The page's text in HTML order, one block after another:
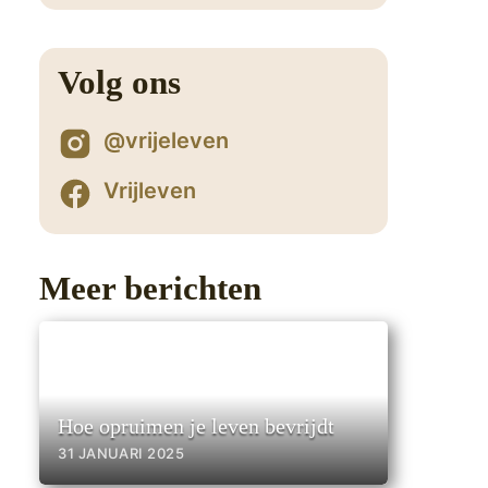
Volg ons
@vrijeleven
Vrijleven
Meer berichten
Hoe opruimen je leven bevrijdt
31 JANUARI 2025